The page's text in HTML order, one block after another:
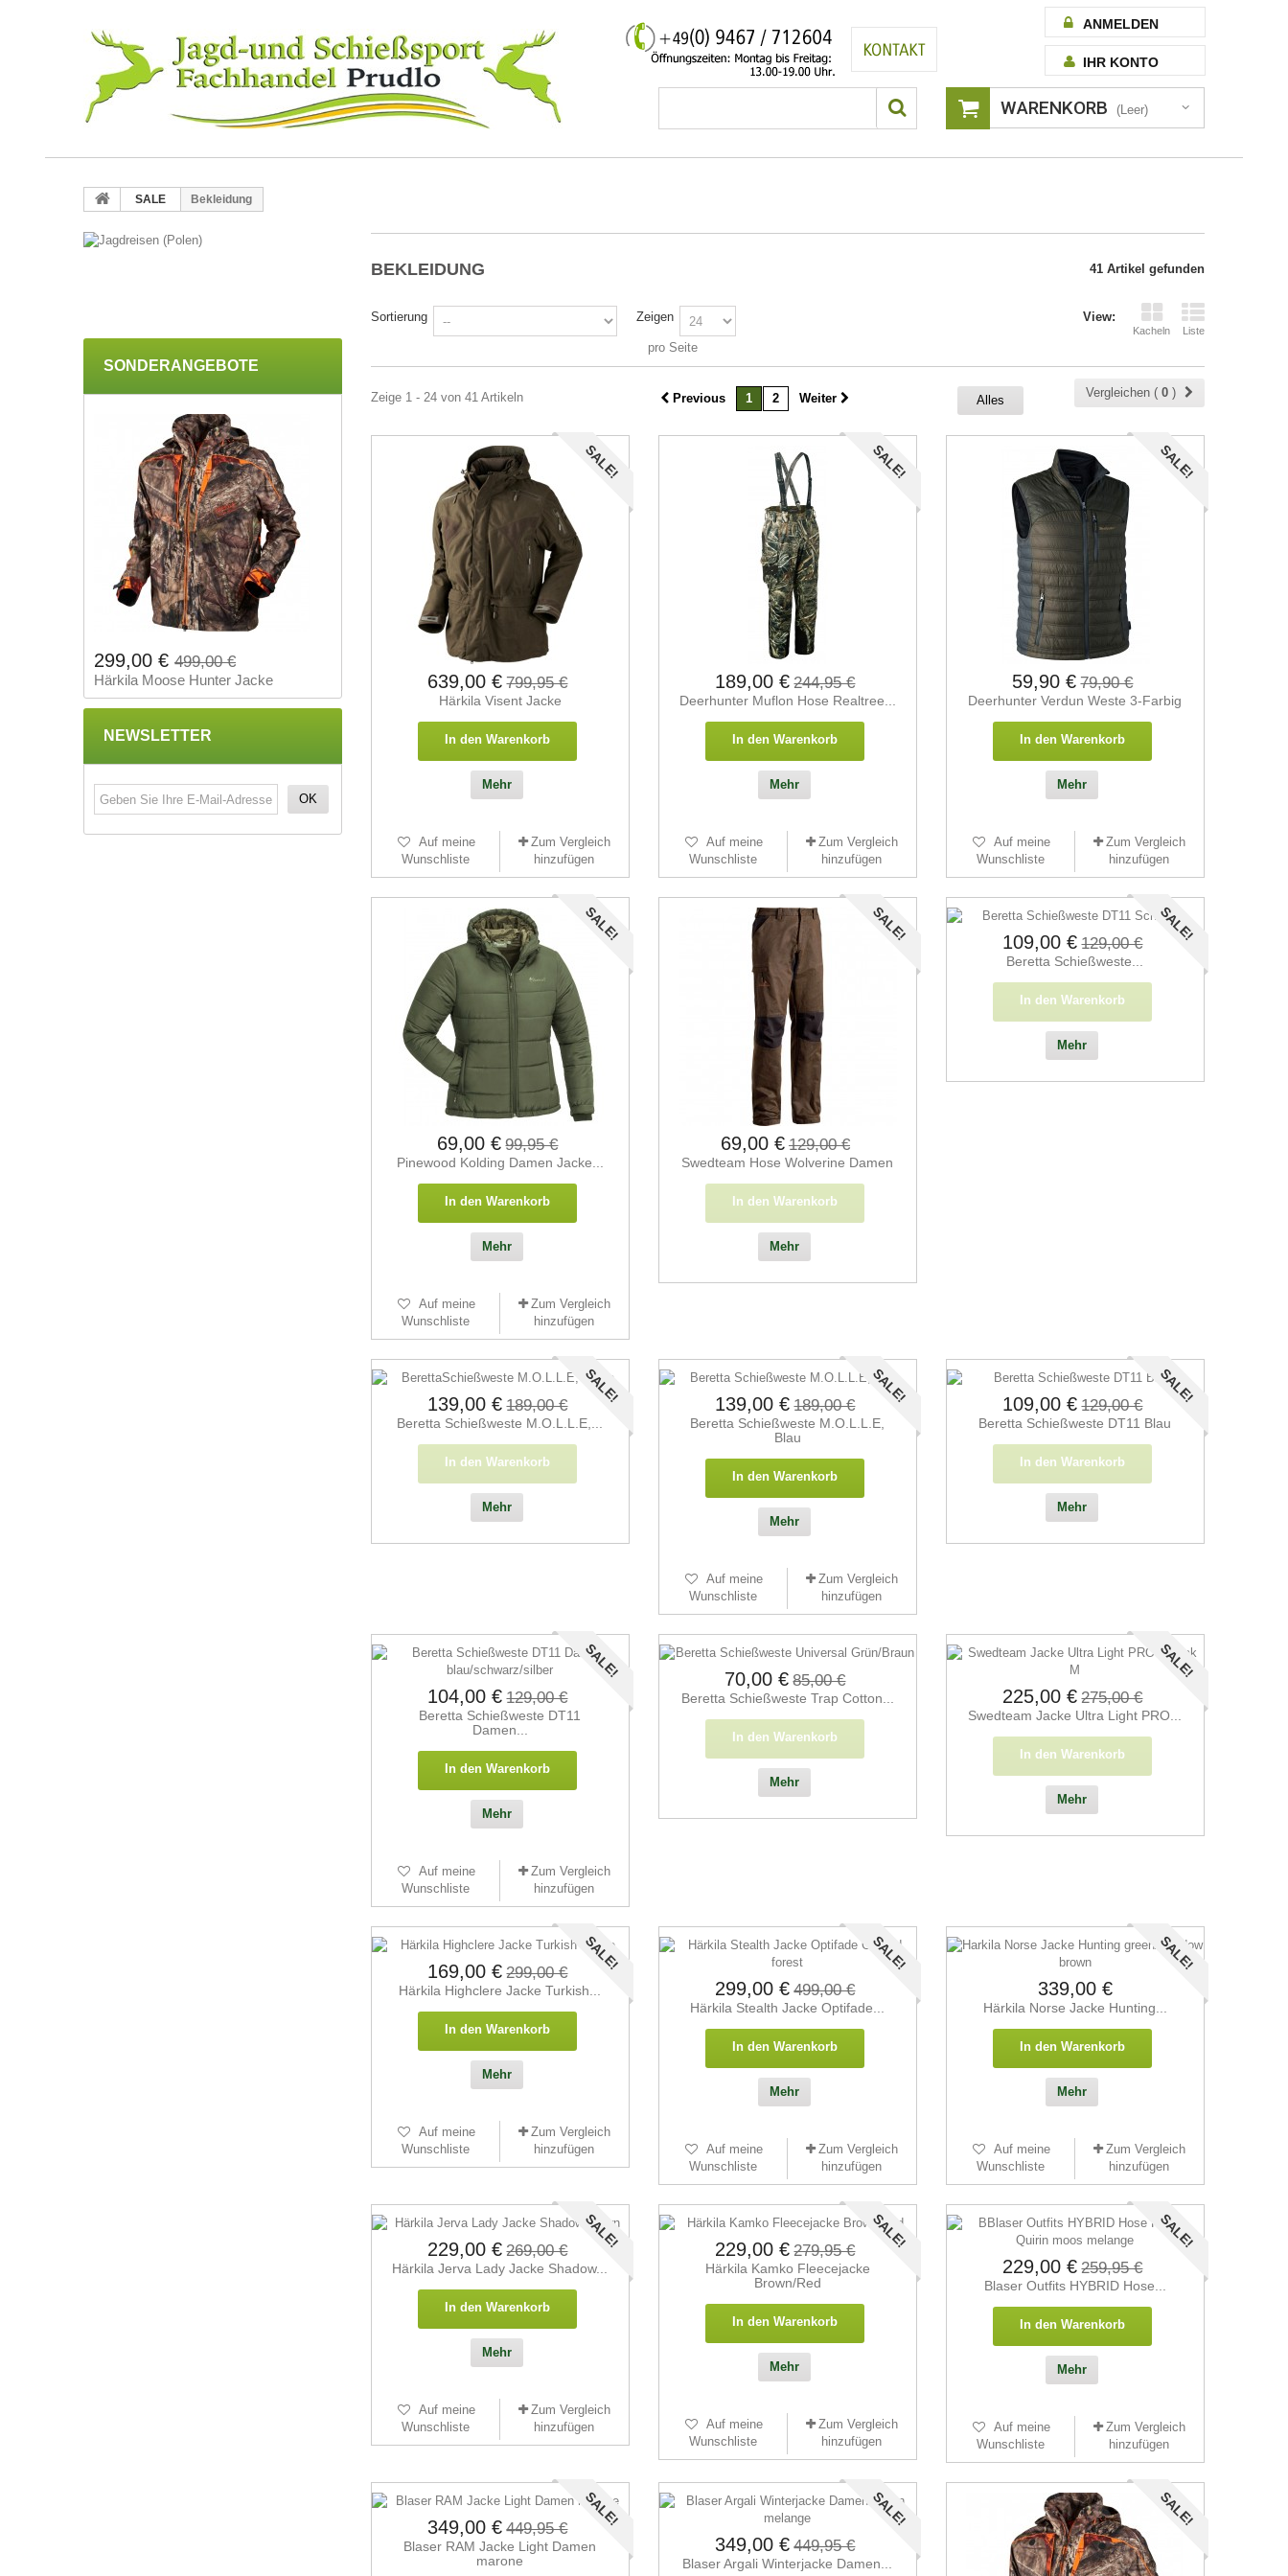
ANMELDEN
IHR KONTO
WARENKORB (Leer)
SALE Bekleidung
SONDERANGEBOTE
299,00 € 499,00 €
Härkila Moose Hunter Jacke
NEWSLETTER
OK
BEKLEIDUNG 41 Artikel gefunden
View:
Kacheln Liste
Sortierung Zeigen
pro Seite
Vergleichen ( 0 )
Alles
Previous 1 2 Weiter
Zeige 1 - 24 von 41 Artikeln
SALE!
639,00 € 799,95 €
Härkila Visent Jacke
In den Warenkorb
Mehr
Auf meine
Wunschliste
Zum Vergleich
hinzufügen
SALE!
189,00 € 244,95 €
Deerhunter Muflon Hose Realtree...
In den Warenkorb
Mehr
Auf meine
Wunschliste
Zum Vergleich
hinzufügen
SALE!
59,90 € 79,90 €
Deerhunter Verdun Weste 3-Farbig
In den Warenkorb
Mehr
Auf meine
Wunschliste
Zum Vergleich
hinzufügen
SALE!
69,00 € 99,95 €
Pinewood Kolding Damen Jacke...
In den Warenkorb
Mehr
Auf meine
Wunschliste
Zum Vergleich
hinzufügen
SALE!
69,00 € 129,00 €
Swedteam Hose Wolverine Damen
In den Warenkorb
Mehr
SALE!
109,00 € 129,00 €
Beretta Schießweste...
In den Warenkorb
Mehr
SALE!
139,00 € 189,00 €
Beretta Schießweste M.O.L.L.E,...
In den Warenkorb
Mehr
SALE!
139,00 € 189,00 €
Beretta Schießweste M.O.L.L.E,
Blau
In den Warenkorb
Mehr
Auf meine
Wunschliste
Zum Vergleich
hinzufügen
SALE!
109,00 € 129,00 €
Beretta Schießweste DT11 Blau
In den Warenkorb
Mehr
SALE!
104,00 € 129,00 €
Beretta Schießweste DT11
Damen...
In den Warenkorb
Mehr
Auf meine
Wunschliste
Zum Vergleich
hinzufügen
70,00 € 85,00 €
Beretta Schieß­weste Trap Cotton...
In den Warenkorb
Mehr
SALE!
225,00 € 275,00 €
Swedteam Jacke Ultra Light PRO...
In den Warenkorb
Mehr
SALE!
169,00 € 299,00 €
Härkila Highclere Jacke Turkish...
In den Warenkorb
Mehr
Auf meine
Wunschliste
Zum Vergleich
hinzufügen
SALE!
299,00 € 499,00 €
Härkila Stealth Jacke Optifade...
In den Warenkorb
Mehr
Auf meine
Wunschliste
Zum Vergleich
hinzufügen
SALE!
339,00 €
Härkila Norse Jacke Hunting...
In den Warenkorb
Mehr
Auf meine
Wunschliste
Zum Vergleich
hinzufügen
SALE!
229,00 € 269,00 €
Härkila Jerva Lady Jacke Shadow...
In den Warenkorb
Mehr
Auf meine
Wunschliste
Zum Vergleich
hinzufügen
SALE!
229,00 € 279,95 €
Härkila Kamko Fleecejacke
Brown/Red
In den Warenkorb
Mehr
Auf meine
Wunschliste
Zum Vergleich
hinzufügen
SALE!
229,00 € 259,95 €
Blaser Outfits HYBRID Hose...
In den Warenkorb
Mehr
Auf meine
Wunschliste
Zum Vergleich
hinzufügen
SALE!
349,00 € 449,95 €
Blaser RAM Jacke Light Damen
marone
SALE!
349,00 € 449,95 €
Blaser Argali Winterjacke Damen...
SALE!